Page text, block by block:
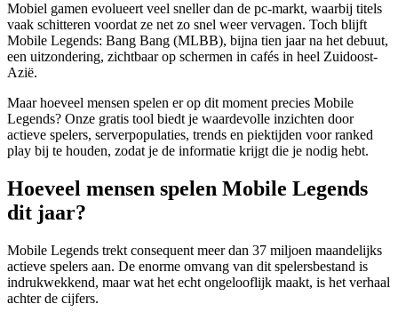
Mobiel gamen evolueert veel sneller dan de pc-markt, waarbij titels
vaak schitteren voordat ze net zo snel weer vervagen. Toch blijft
Mobile Legends: Bang Bang (MLBB), bijna tien jaar na het debuut,
een uitzondering, zichtbaar op schermen in cafés in heel Zuidoost-
Azië.
Maar hoeveel mensen spelen er op dit moment precies Mobile
Legends? Onze gratis tool biedt je waardevolle inzichten door
actieve spelers, serverpopulaties, trends en piektijden voor ranked
play bij te houden, zodat je de informatie krijgt die je nodig hebt.
Hoeveel mensen spelen Mobile Legends
dit jaar?
Mobile Legends trekt consequent meer dan 37 miljoen maandelijks
actieve spelers aan. De enorme omvang van dit spelersbestand is
indrukwekkend, maar wat het echt ongelooflijk maakt, is het verhaal
achter de cijfers.